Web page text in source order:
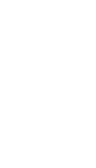
Saç Bakım Kremi